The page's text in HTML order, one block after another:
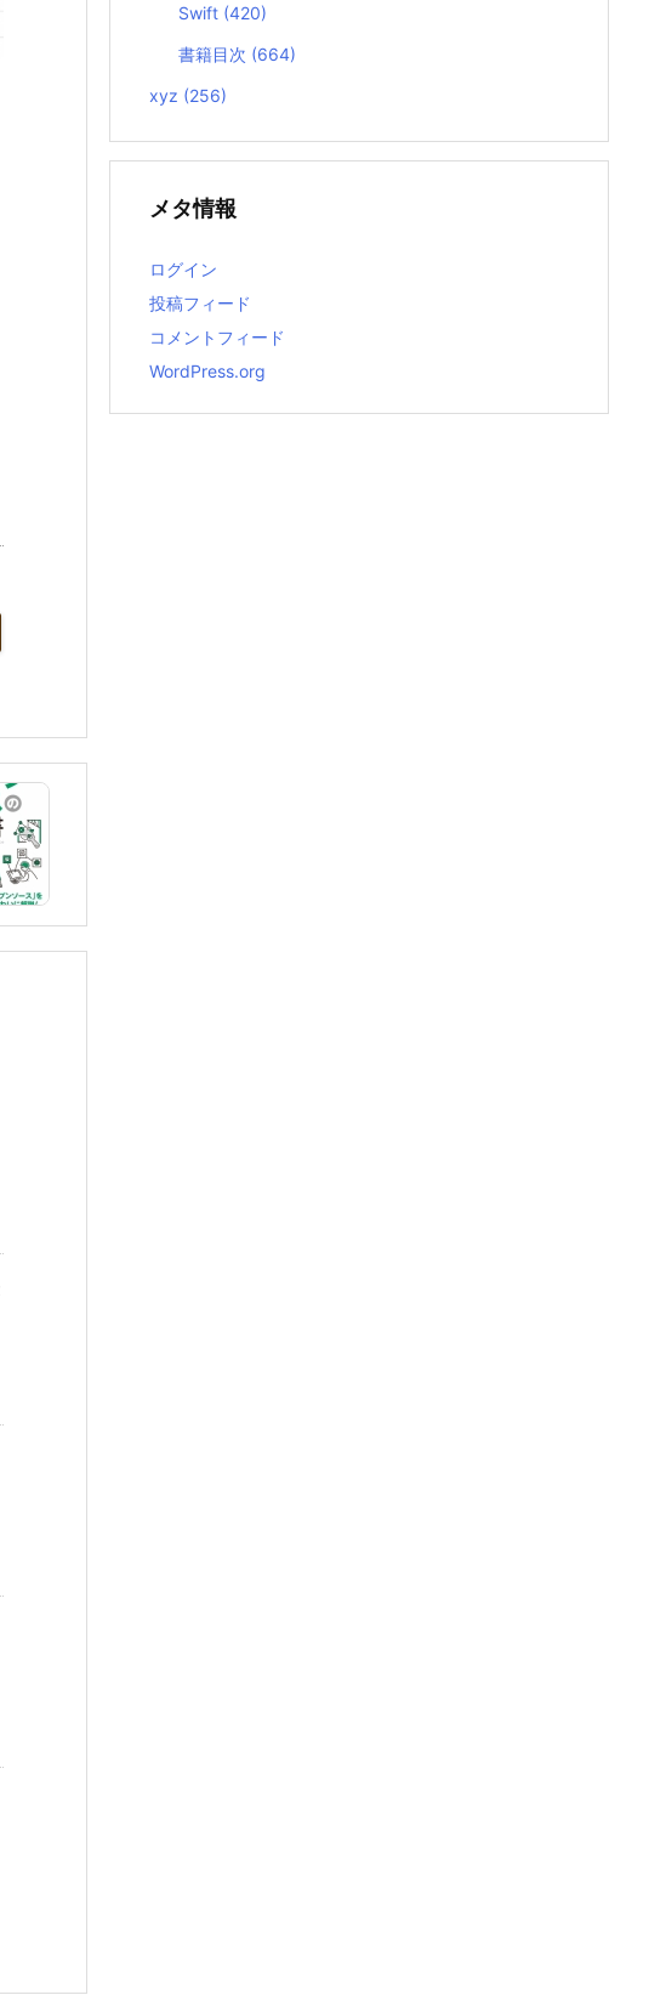
Swift (420)
書籍目次 (664)
xyz (256)
メタ情報
ログイン
投稿フィード
コメントフィード
WordPress.org